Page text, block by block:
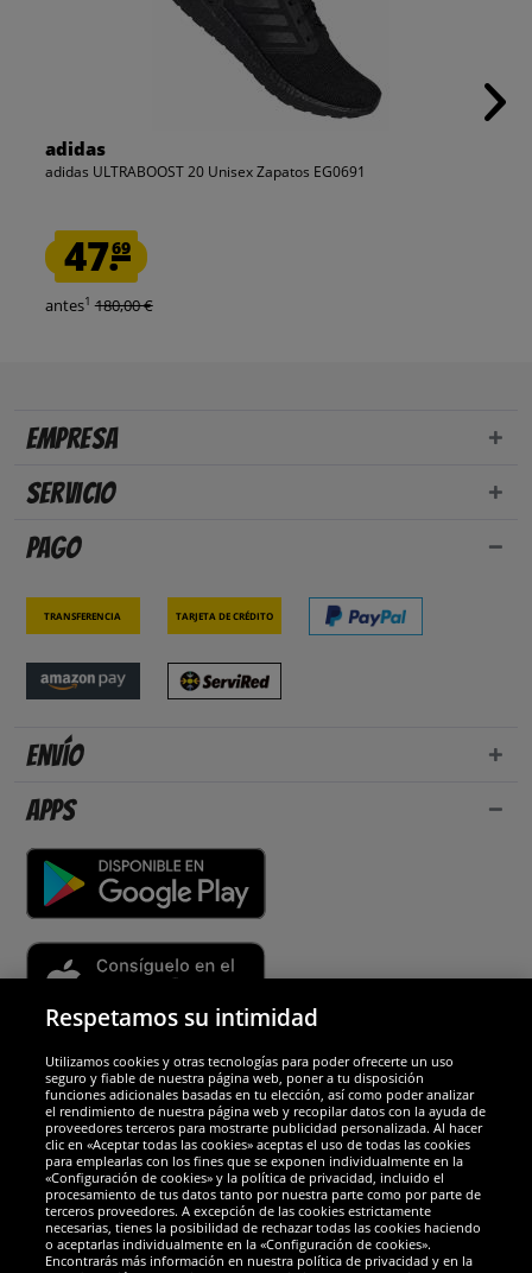
adidas
adidas ULTRABOOST 20 Unisex Zapatos EG0691
47.69
antes1 180,00 €
Empresa
Servicio
Pago
Transferencia Tarjeta de crédito
Envío
Apps
Socios y seguridad
Galardones
Respetamos su intimidad
Utilizamos cookies y otras tecnologías para poder ofrecerte un uso
seguro y fiable de nuestra página web, poner a tu disposición
funciones adicionales basadas en tu elección, así como poder analizar
el rendimiento de nuestra página web y recopilar datos con la ayuda de
proveedores terceros para mostrarte publicidad personalizada. Al hacer
clic en «Aceptar todas las cookies» aceptas el uso de todas las cookies
para emplearlas con los fines que se exponen individualmente en la
«Configuración de cookies» y la política de privacidad, incluido el
procesamiento de tus datos tanto por nuestra parte como por parte de
terceros proveedores. A excepción de las cookies estrictamente
necesarias, tienes la posibilidad de rechazar todas las cookies haciendo
o aceptarlas individualmente en la «Configuración de cookies».
Encontrarás más información en nuestra política de privacidad y en la